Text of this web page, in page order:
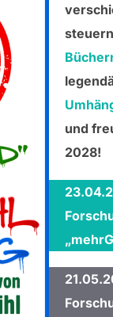
und
2028!